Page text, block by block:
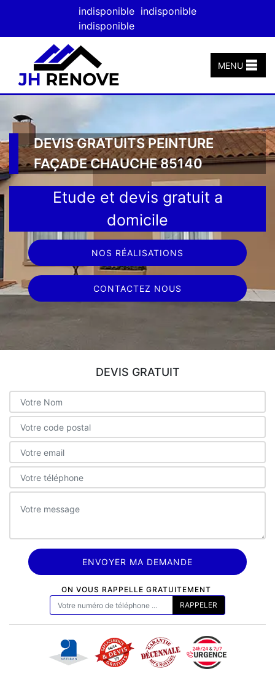
indisponible indisponible
indisponible
MENU
DEVIS GRATUITS PEINTURE
FAÇADE CHAUCHE 85140
Etude et devis gratuit a
domicile
NOS RÉALISATIONS
CONTACTEZ NOUS
DEVIS GRATUIT
ON VOUS RAPPELLE GRATUITEMENT